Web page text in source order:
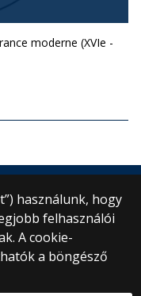
moderne (XVIe -
használunk, hogy
felhasználói
A cookie-
a böngésző
tér 1–3.
1 411 6500